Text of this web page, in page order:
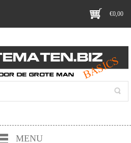
€0,00
MENU